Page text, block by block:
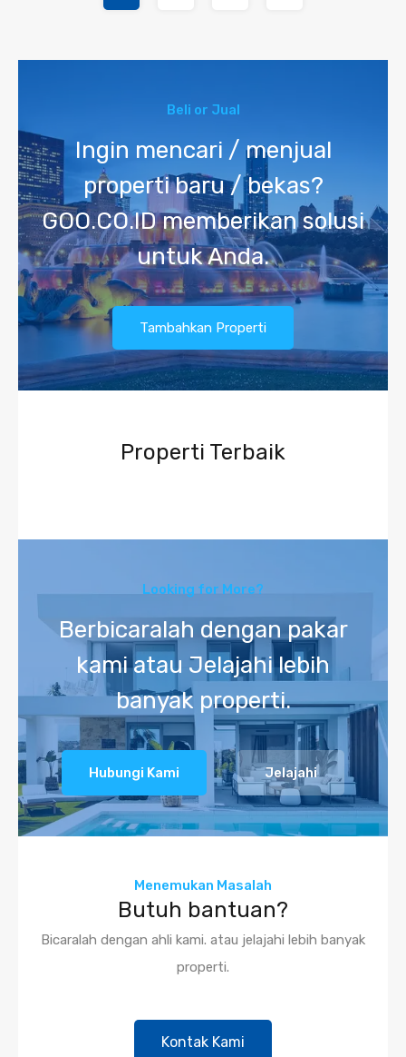
Beli or Jual
Ingin mencari / menjual
properti baru / bekas?
GOO.CO.ID memberikan solusi
untuk Anda.
Tambahkan Properti
Properti Terbaik
Looking for More?
Berbicaralah dengan pakar
kami atau Jelajahi lebih
banyak properti.
Hubungi Kami Jelajahi
Menemukan Masalah
Butuh bantuan?
Bicaralah dengan ahli kami. atau jelajahi lebih banyak
properti.
Kontak Kami